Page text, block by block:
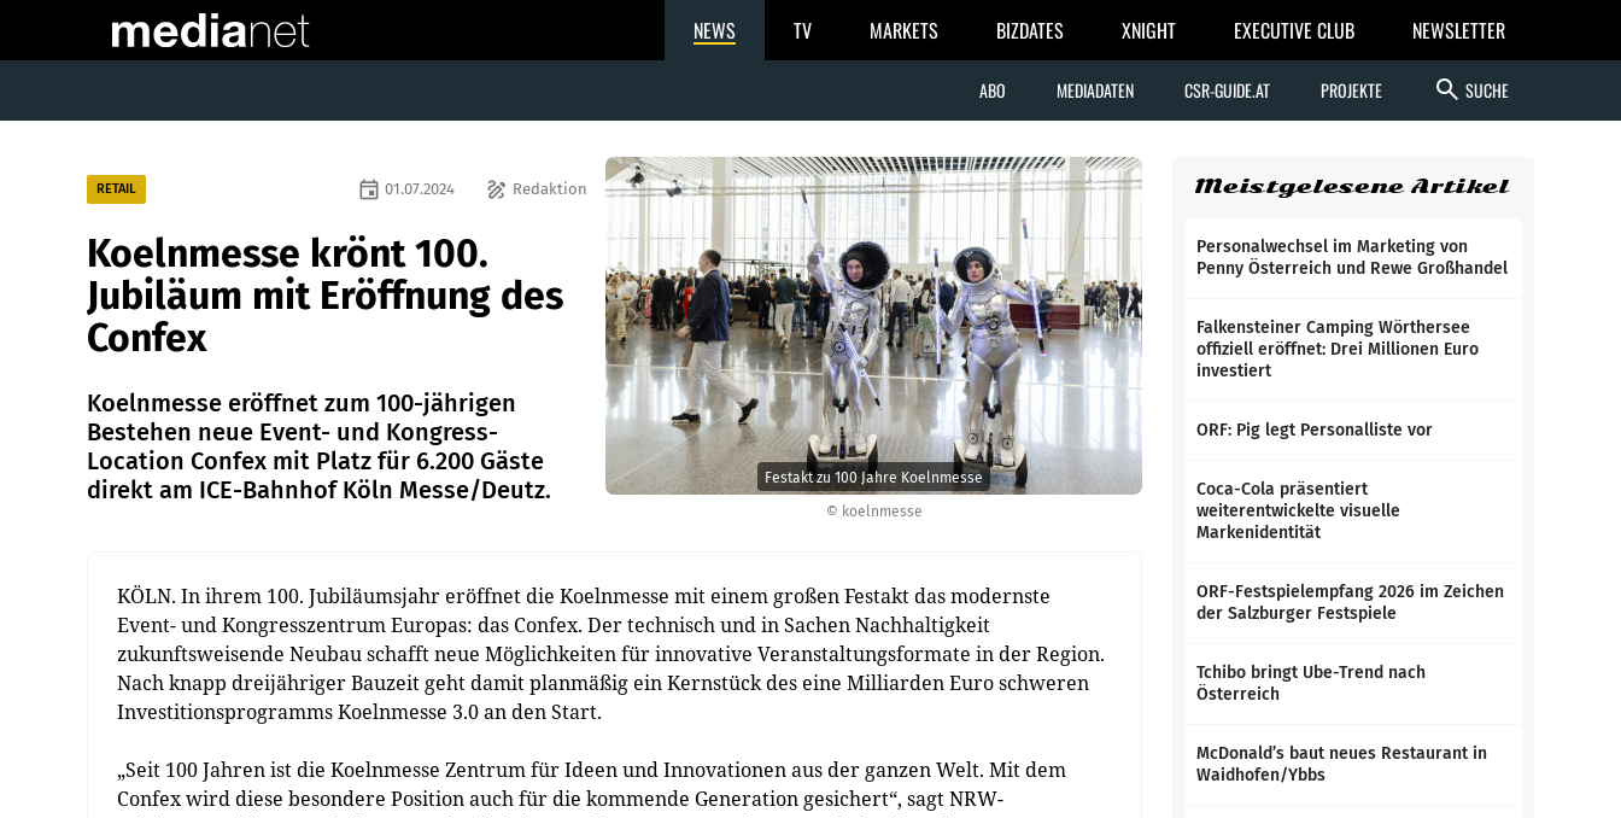
NEWS TV MARKETS BIZDATES XNIGHT EXECUTIVE CLUB NEWSLETTER
ABO MEDIADATEN CSR-GUIDE.AT PROJEKTE search SUCHE
© koelnmesse
Festakt zu 100 Jahre Koelnmesse
RETAIL draw Redaktion
event 01.07.2024
Koelnmesse krönt 100.
Jubiläum mit Eröffnung des
Confex
Koelnmesse eröffnet zum 100-jährigen
Bestehen neue Event- und Kongress-
Location Confex mit Platz für 6.200 Gäste
direkt am ICE-Bahnhof Köln Messe/Deutz.
KÖLN. In ihrem 100. Jubiläumsjahr eröffnet die Koelnmesse mit einem großen Festakt das modernste
Event- und Kongresszentrum Europas: das Confex. Der technisch und in Sachen Nachhaltigkeit
zukunftsweisende Neubau schafft neue Möglichkeiten für innovative Veranstaltungsformate in der Region.
Nach knapp dreijähriger Bauzeit geht damit planmäßig ein Kernstück des eine Milliarden Euro schweren
Investitionsprogramms Koelnmesse 3.0 an den Start.
„Seit 100 Jahren ist die Koelnmesse Zentrum für Ideen und Innovationen aus der ganzen Welt. Mit dem
Confex wird diese besondere Position auch für die kommende Generation gesichert“, sagt NRW-
Meistgelesene Artikel
Personalwechsel im Marketing von
Penny Österreich und Rewe Großhandel
Falkensteiner Camping Wörthersee
offiziell eröffnet: Drei Millionen Euro
investiert
ORF: Pig legt Personalliste vor
Coca-Cola präsentiert
weiterentwickelte visuelle
Markenidentität
ORF-Festspielempfang 2026 im Zeichen
der Salzburger Festspiele
Tchibo bringt Ube-Trend nach
Österreich
McDonald’s baut neues Restaurant in
Waidhofen/Ybbs